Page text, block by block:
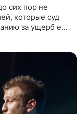
сих пор не
которые суд
за ущерб ее